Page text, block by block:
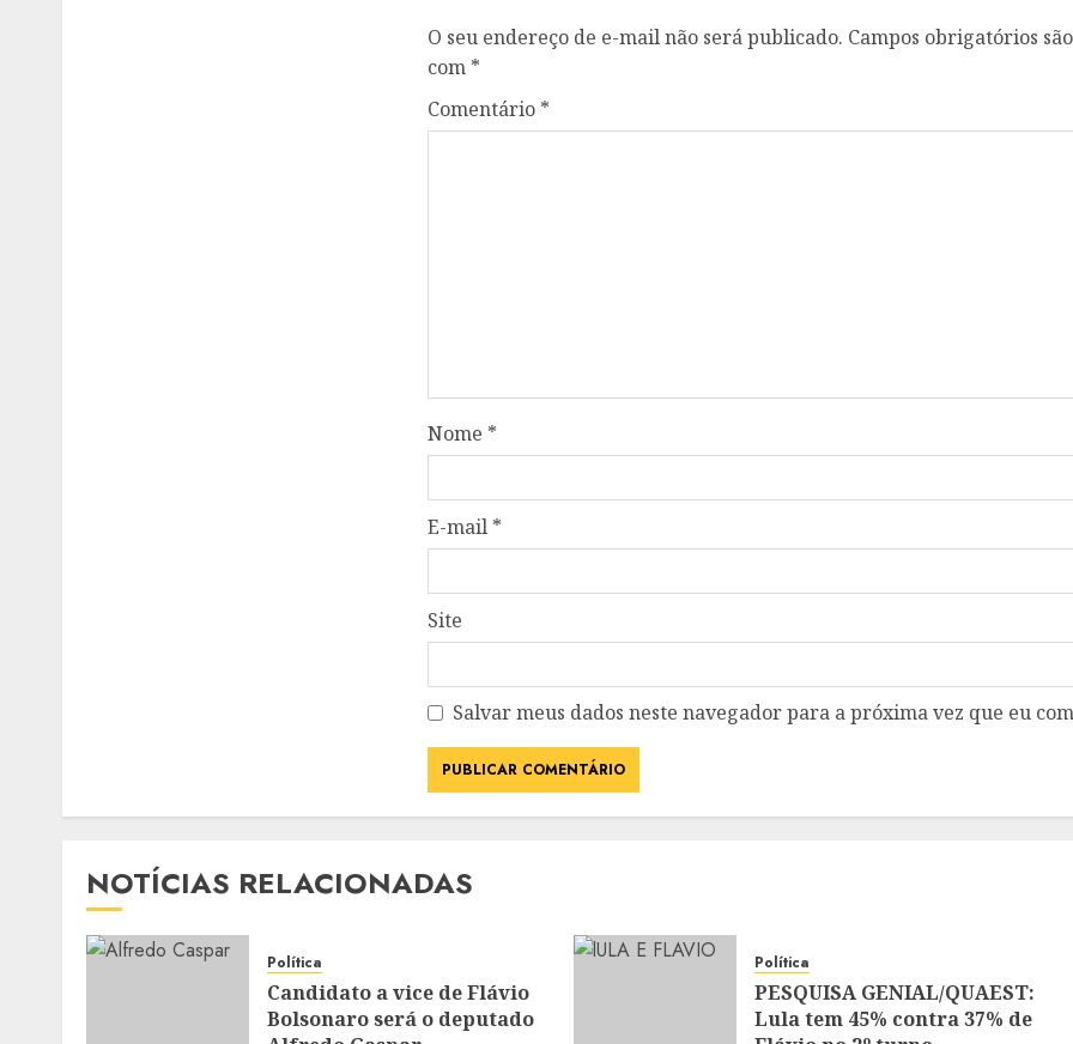
O seu endereço de e-mail não será publicado. Campos obrigatórios
com *
Comentário *
Nome *
E-mail *
Site
Salvar meus dados neste navegador para a próxima vez que eu
NOTÍCIAS RELACIONADAS
Política
Candidato a vice de Flávio
Bolsonaro será o deputado
Política
PESQUISA GENIAL/QUAEST:
Lula tem 45% contra 37% de